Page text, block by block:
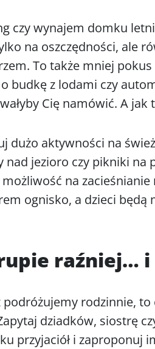
czy wynajem domku
na oszczędności, ale
To także mniej
budkę z lodami czy
Cię namówić. A
dużo aktywności na
nad jezioro czy pikniki na
możliwość na
ognisko, a dzieci będą
raźniej…
podróżujemy rodzinnie,
dziadków, siostrę
przyjaciół i zaproponuj